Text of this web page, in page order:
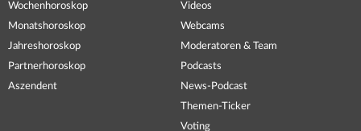
Wochenhoroskop
Monatshoroskop
Jahreshoroskop
Partnerhoroskop
Aszendent
Videos
Webcams
Moderatoren & Team
Podcasts
News-Podcast
Themen-Ticker
Voting